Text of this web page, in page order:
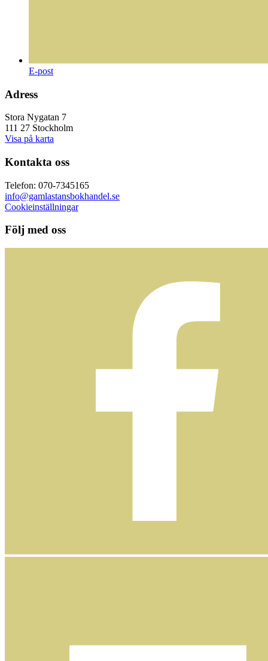
E-post
Adress
Stora Nygatan 7
111 27 Stockholm
Visa på karta
Kontakta oss
Telefon: 070-7345165
info@gamlastansbokhandel.se
Cookieinställningar
Följ med oss